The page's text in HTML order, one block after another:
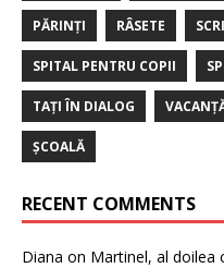
PĂRINȚI RÂSETE
SPITAL PENTRU COPII
TAȚI ÎN DIALOG
ȘCOALĂ
RECENT COMMENTS
Diana on Martinel, al doilea